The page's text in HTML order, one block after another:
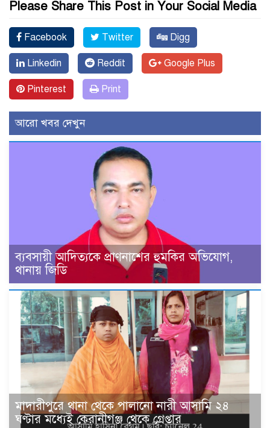
Please Share This Post in Your Social Media
Facebook Twitter Digg
Linkedin Reddit Google Plus
Pinterest Print
আরো খবর দেখুন
ব্যবসায়ী আদিত্যকে প্রাণনাশের হুমকির অভিযোগ,
থানায় জিডি
মাদারীপুরে থানা থেকে পালানো নারী আসামি ২৪
ঘণ্টার মধ্যেই কেরানীগঞ্জ থেকে গ্রেপ্তার